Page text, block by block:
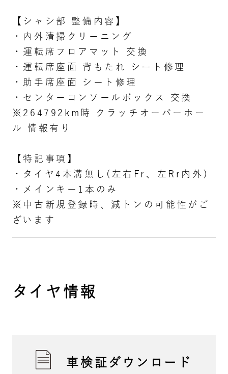
【シャシ部 整備内容】
・内外清掃クリーニング
・運転席フロアマット 交換
・運転席座面 背もたれ シート修理
・助手席座面 シート修理
・センターコンソールボックス 交換
※264792km時 クラッチオーバーホー
ル 情報有り
【特記事項】
・タイヤ4本溝無し(左右Fr、左Rr内外)
・メインキー1本のみ
※中古新規登録時、減トンの可能性がご
ざいます
タイヤ情報
車検証ダウンロード